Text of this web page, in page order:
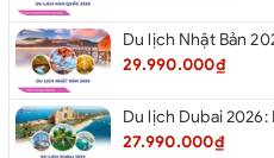
29.990.000₫
Du lịch Dubai
27.990.000₫